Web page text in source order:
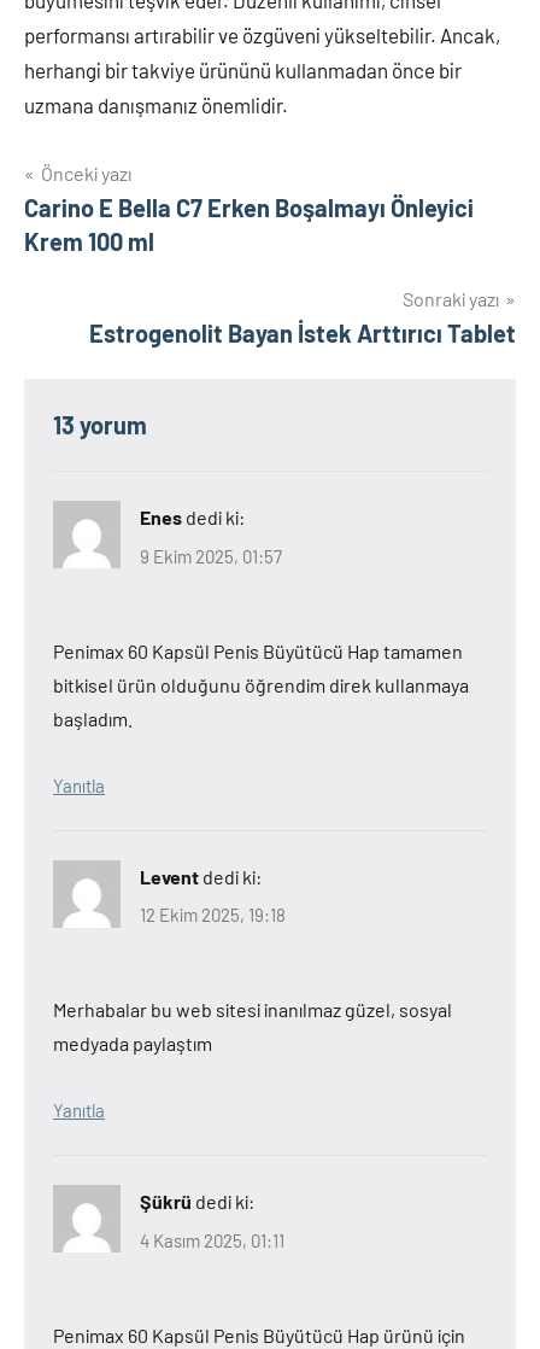
performansı artırabilir ve özgüveni yükseltebilir. Ancak,
herhangi bir takviye ürününü kullanmadan önce bir
uzmana danışmanız önemlidir.
Yazı
gezinmesi
Önceki yazı
Carino E Bella C7 Erken Boşalmayı Önleyici
Krem 100 ml
Sonraki yazı
Estrogenolit Bayan İstek Arttırıcı Tablet
13 yorum
Enes dedi ki:
9 Ekim 2025, 01:57
Penimax 60 Kapsül Penis Büyütücü Hap tamamen
bitkisel ürün olduğunu öğrendim direk kullanmaya
başladım.
Yanıtla
Levent dedi ki:
12 Ekim 2025, 19:18
Merhabalar bu web sitesi inanılmaz güzel, sosyal
medyada paylaştım
Yanıtla
Şükrü dedi ki:
4 Kasım 2025, 01:11
Penimax 60 Kapsül Penis Büyütücü Hap ürünü için